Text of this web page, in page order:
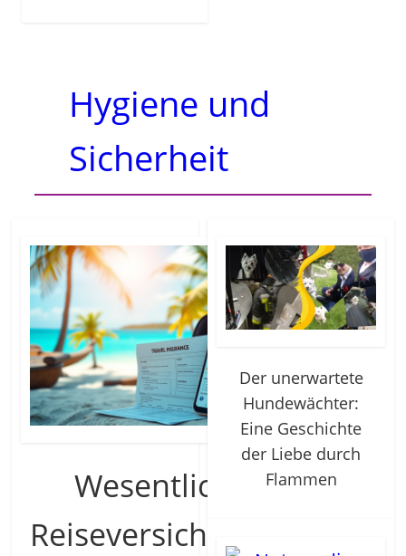
Hygiene und
Sicherheit
Wesentliche
Reiseversicherung
Der unerwartete
Hundewächter:
Eine Geschichte
der Liebe durch
Flammen